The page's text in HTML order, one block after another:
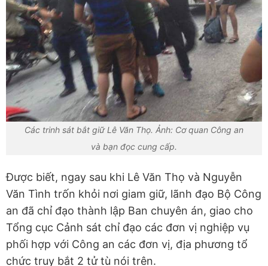
Các trinh sát bắt giữ Lê Văn Thọ. Ảnh: Cơ quan Công an
và bạn đọc cung cấp.
Được biết, ngay sau khi Lê Văn Thọ và Nguyễn
Văn Tình trốn khỏi nơi giam giữ, lãnh đạo Bộ Công
an đã chỉ đạo thành lập Ban chuyên án, giao cho
Tổng cục Cảnh sát chỉ đạo các đơn vị nghiệp vụ
phối hợp với Công an các đơn vị, địa phương tổ
chức truy bắt 2 tử tù nói trên.